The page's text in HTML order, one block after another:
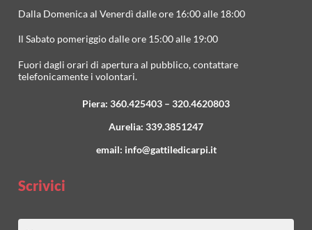
Dalla Domenica al Venerdì dalle ore 16:00 alle 18:00
Il Sabato pomeriggio dalle ore 15:00 alle 19:00
Fuori dagli orari di apertura al pubblico, contattare
telefonicamente i volontari.
Piera: 360.425403 – 320.4620803
Aurelia: 339.3851247
email: info@gattiledicarpi.it
Scrivici